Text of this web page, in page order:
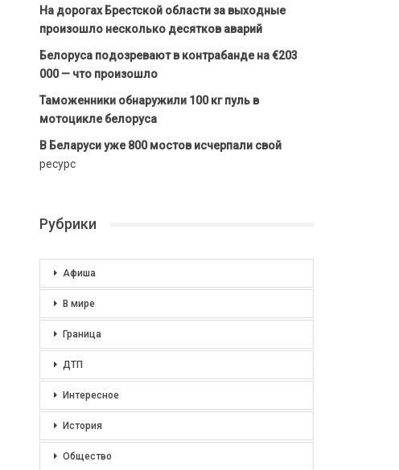
На дорогах Брестской области за выходные
произошло несколько десятков аварий
Белоруса подозревают в контрабанде на €203
000 — что произошло
Таможенники обнаружили 100 кг пуль в
мотоцикле белоруса
В Беларуси уже 800 мостов исчерпали свой
ресурс
Рубрики
Афиша
В мире
Граница
ДТП
Интересное
История
Общество